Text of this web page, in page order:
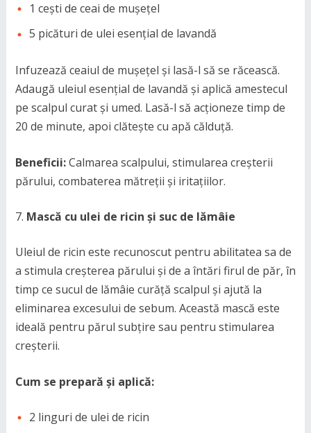
1 cești de ceai de mușețel
5 picături de ulei esențial de lavandă
Infuzează ceaiul de mușețel și lasă-l să se răcească.
Adaugă uleiul esențial de lavandă și aplică amestecul
pe scalpul curat și umed. Lasă-l să acționeze timp de
20 de minute, apoi clătește cu apă călduță.
Beneficii:Calmarea scalpului, stimularea creșterii
părului, combaterea mătreții și iritațiilor.
Mască cu ulei de ricin și suc de lămâie
Uleiul de ricin este recunoscut pentru abilitatea sa de
a stimula creșterea părului și de a întări firul de păr, în
timp ce sucul de lămâie curăță scalpul și ajută la
eliminarea excesului de sebum. Această mască este
ideală pentru părul subțire sau pentru stimularea
creșterii.
Cum se prepară și aplică:
2 linguri de ulei de ricin